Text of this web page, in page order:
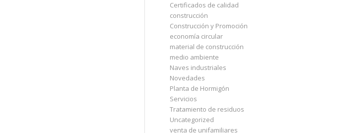
Certificados de calidad
construcción
Construcción y Promoción
economía circular
material de construcción
medio ambiente
Naves industriales
Novedades
Planta de Hormigón
Servicios
Tratamiento de residuos
Uncategorized
venta de unifamiliares